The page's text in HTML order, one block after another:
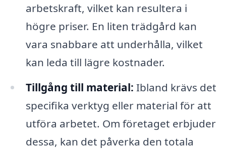
arbetskraft, vilket kan resultera i
högre priser. En liten trädgård kan
vara snabbare att underhålla, vilket
kan leda till lägre kostnader.
Tillgång till material: Ibland krävs det
specifika verktyg eller material för att
utföra arbetet. Om företaget erbjuder
dessa, kan det påverka den totala